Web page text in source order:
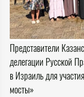
Представители
делегации Русской
в Израиль для
мосты»